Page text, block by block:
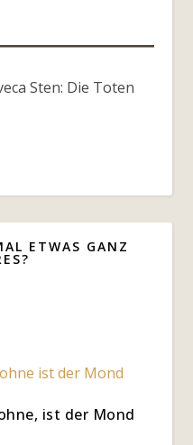
Sten: Die Toten
ETWAS GANZ
ist der Mond